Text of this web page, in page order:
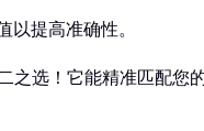
以提高准确性。
之选！它能精准匹配您